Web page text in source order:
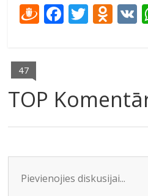
D
e
m
F
o
o
k
T O
kl
as
s
ni
ki
47
TOP